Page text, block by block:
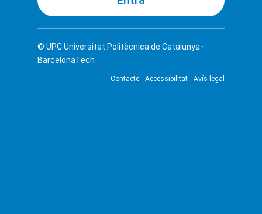
© UPCUniversitat Politècnica de Catalunya ·
BarcelonaTech
Contacte Accessibilitat Avís legal